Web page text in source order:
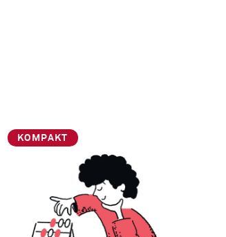
KOMPAKT